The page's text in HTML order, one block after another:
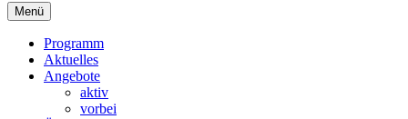
Primäres
Menü
Menü
Programm
Aktuelles
Angebote
aktiv
vorbei